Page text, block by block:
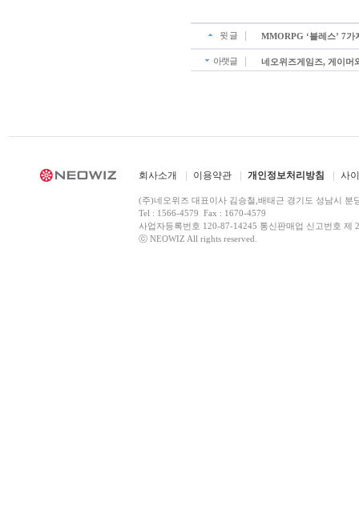
윗 글 MMORPG ‘블레스’ 7
아랫글 네오위즈게임즈, 게이머
회사소개 이용약관 개인정보처리방침 사
(주)네오위즈 대표이사 김승철,배태근 경기도 성남시 분
Tel : 1566-4579 Fax : 1670-4579
사업자등록번호 120-87-14245 통신판매업 신고번호 제
ⓒ NEOWIZ All rights reserved.